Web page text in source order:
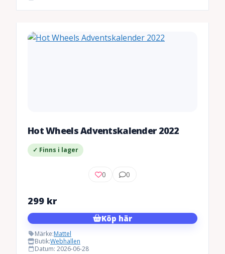
Hot Wheels Adventskalender 2022
✓ Finns i lager
0 0
299 kr
Köp här
Märke:Mattel
Butik:Webhallen
Datum: 2026-06-28